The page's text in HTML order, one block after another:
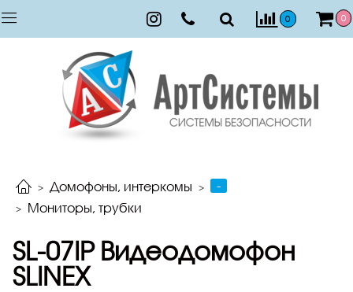
0 0
Домофоны, интеркомы
-
Мониторы, трубки
SL-07IP Видеодомофон
SLINEX